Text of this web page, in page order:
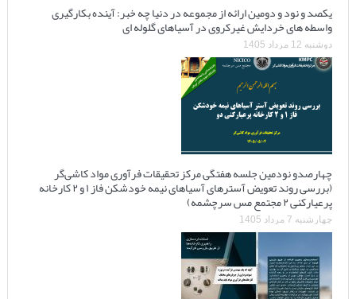
یکصد و نود و دومین ارائه از مجموعه در دنیا چه خبر: آینده بکارگیری
واسطه های خردایش غیرکروی در آسیاهای گلوله ای
دوشنبه 12 مرداد 1405
چهارصدو نودمین جلسه هفتگی مرکز تحقیقات فرآوری مواد کاشی‌گر
(بررسی روند تعویض آسترهای آسیاهای نیمه خودشکن فاز ۱ و ۲ کارخانه
پرعیارکنی ۲ مجتمع مس سرچشمه)
چهارشنبه 7 مرداد 1405